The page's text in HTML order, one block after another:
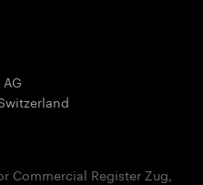
Commercial Register Zug,